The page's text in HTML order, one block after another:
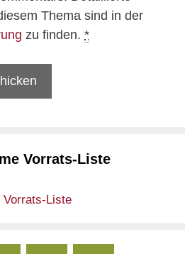
Thema sind in der
zu finden. *
Vorrats-Liste